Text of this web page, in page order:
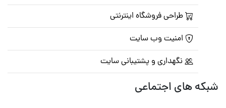
طراحی فروشگاه اینترنتی
امنیت وب سایت
نگهداری و پشتیبانی سایت
شبکه های اجتماعی